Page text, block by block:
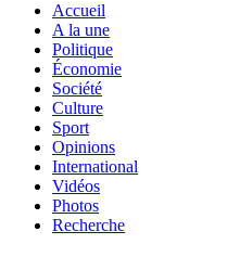
Accueil
A la une
Politique
Économie
Société
Culture
Sport
Opinions
International
Vidéos
Photos
Recherche